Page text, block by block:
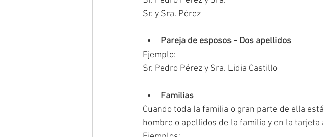
Sr. y Sra. Pérez
Pareja de esposos - Dos apellidos
Ejemplo:
Sr. Pedro Pérez y Sra. Lidia Castillo
Familias
Cuando toda la familia o gran parte de ella
hombre o apellidos de la familia y en la tarjeta